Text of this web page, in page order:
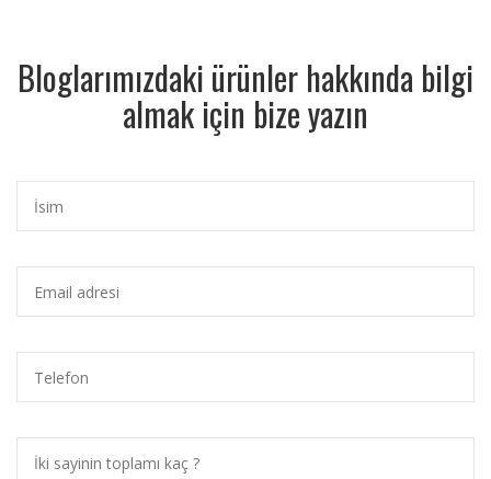
Bloglarımızdaki ürünler hakkında bilgi
almak için bize yazın